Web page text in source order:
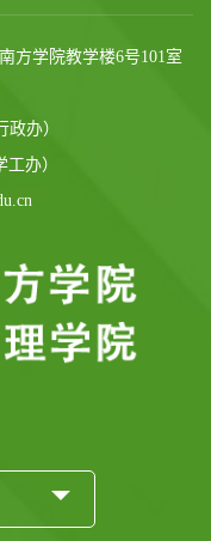
方学院教学楼6号101室
政办）
办）